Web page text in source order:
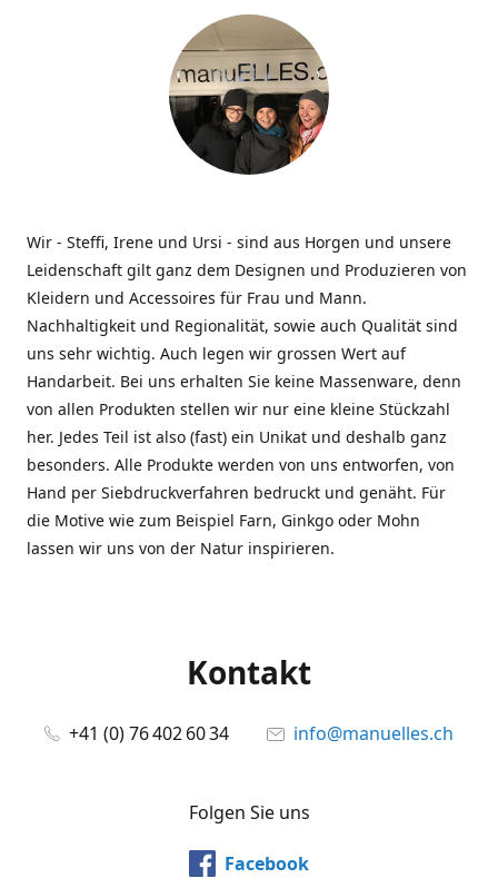
Wir - Steffi, Irene und Ursi - sind aus Horgen und unsere
Leidenschaft gilt ganz dem Designen und Produzieren von
Kleidern und Accessoires für Frau und Mann.
Nachhaltigkeit und Regionalität, sowie auch Qualität sind
uns sehr wichtig. Auch legen wir grossen Wert auf
Handarbeit. Bei uns erhalten Sie keine Massenware, denn
von allen Produkten stellen wir nur eine kleine Stückzahl
her. Jedes Teil ist also (fast) ein Unikat und deshalb ganz
besonders. Alle Produkte werden von uns entworfen, von
Hand per Siebdruckverfahren bedruckt und genäht. Für
die Motive wie zum Beispiel Farn, Ginkgo oder Mohn
lassen wir uns von der Natur inspirieren.
Kontakt
+41 (0) 76 402 60 34 info@manuelles.ch
Folgen Sie uns
Facebook